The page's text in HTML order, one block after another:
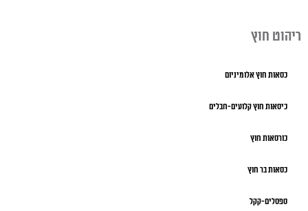
ריהוט חוץ
כסאות חוץ אלומיניום
כיסאות חוץ קלועים-חבלים
כורסאות חוץ
כסאות בר חוץ
ספסלים-קקל